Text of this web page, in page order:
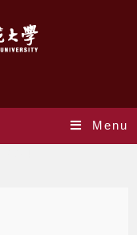
Menu